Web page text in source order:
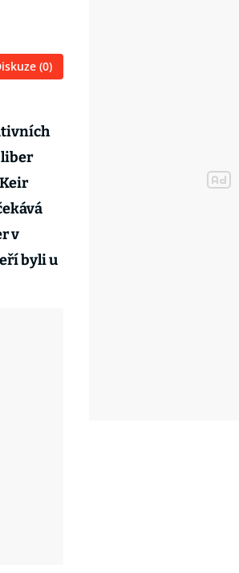
(0)
liber
v
byli u